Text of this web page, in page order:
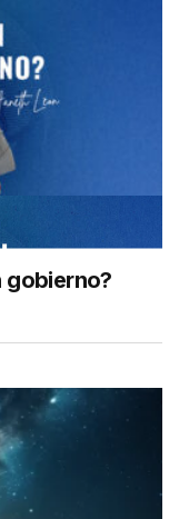
gobierno?